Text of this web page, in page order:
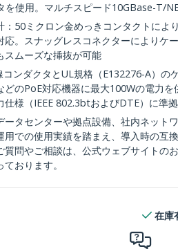
を使用。マルチスピード10GBase-T/
50ミクロン金めっきコンタクトによ
。スナッグレスコネクターによりケ
スムーズな挿抜が可能
ンダクタとUL規格（E132276-A）の
のPoE対応機器に最大100Wの電力を
様（IEEE 802.3btおよびDTE）に準拠
タセンターや拠点設備、社内ネット
での使用実績を踏まえ、導入時の互
問やご相談は、公式ウェブサイトの
おります。
在庫